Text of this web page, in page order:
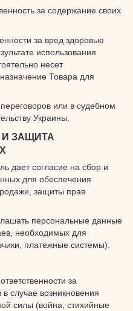
за содержание своих
за вред здоровью
использования
несет
Товара для
или в судебном
Украины.
ЗАЩИТА
дает согласие на сбор и
для обеспечения
защиты прав
персональные данные
необходимых для
платежные системы).
за
случае возникновения
силы (война, стихийные